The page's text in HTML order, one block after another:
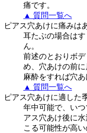
痛です。
▲ 質問一覧へ
ピアス穴あけに痛みは
耳たぶの場合は
ん。
前述のとおりボ
め、穴あけの前に
麻酔をすれば穴
▲ 質問一覧へ
ピアス穴あけに適した
年中可能で、い
アス穴あけ後に
こる可能性が高